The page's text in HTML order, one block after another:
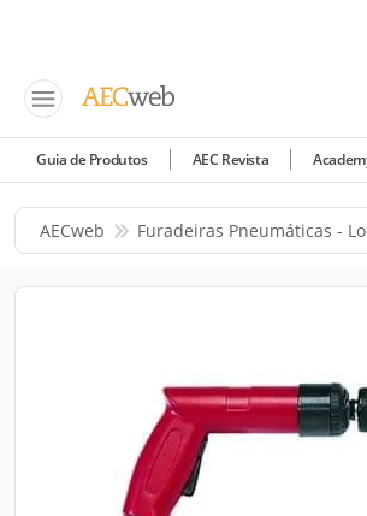
Guia de Produtos AEC Revista
AECweb Furadeiras Pneumáticas -